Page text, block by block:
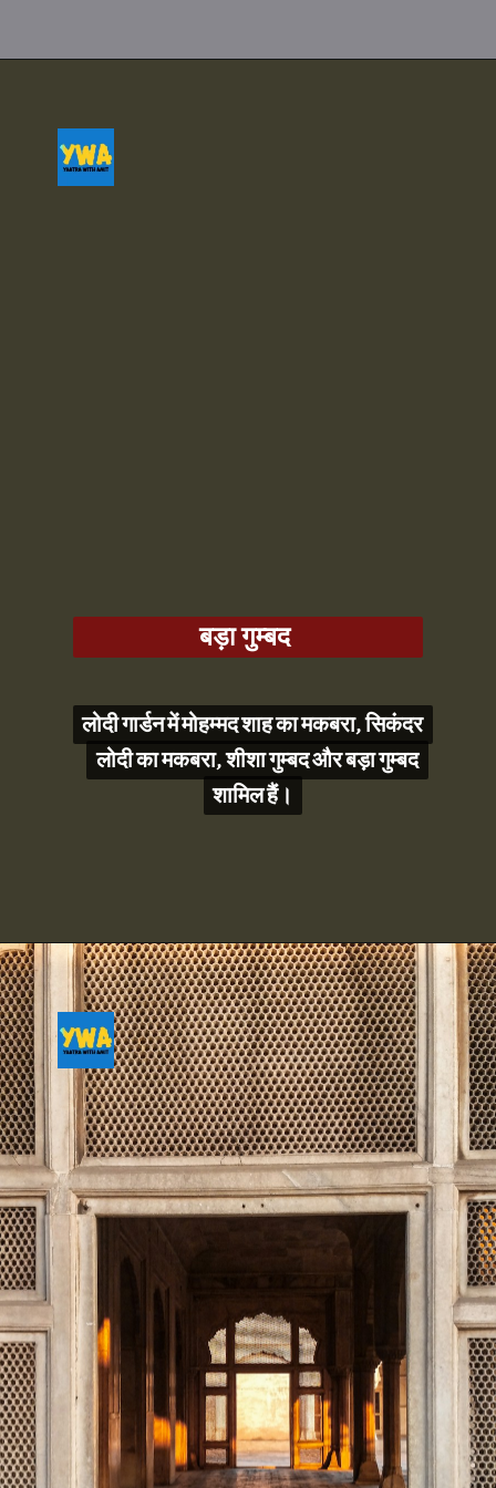
बड़ा गुम्बद
लोदी गार्डन में मोहम्मद शाह का मकबरा, सिकंदर
लोदी का मकबरा, शीशा गुम्बद और बड़ा गुम्बद
शामिल हैं।
लोदी गार्डन में मोहम्मद शाह का मकबरा, सिकंदर
लोदी का मकबरा, शीशा गुम्बद और बड़ा गुम्बद
शामिल हैं।